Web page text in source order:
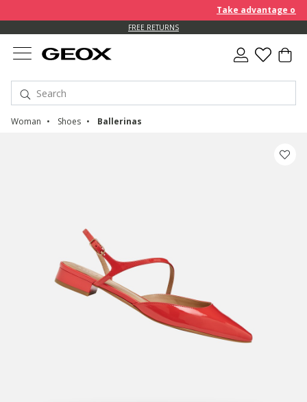
Take advantage of
FREE RETURNS
Woman Shoes Ballerinas